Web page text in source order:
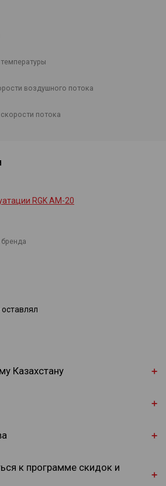
за пределы диапазона
автоотключение через 5 минут
воздушного потока
потока
RGK AM-20
Казахстану
к программе скидок и